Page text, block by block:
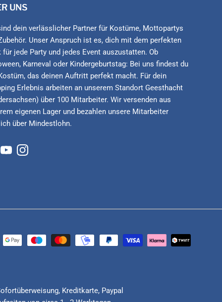
UNS
dein verlässlicher Partner für Kostüme, Mottopartys
Unser Anspruch ist es, dich mit dem perfekten
für jede Party und jedes Event auszustatten. Ob
Karneval oder Kindergeburtstag: Bei uns findest du
das deinen Auftritt perfekt macht. Für dein
Erlebnis arbeiten an unserem Standort Geesthacht
über 100 Mitarbeiter. Wir versenden aus
eigenen Lager und bezahlen unsere Mitarbeiter
über Mindestlohn.
YouTubeInstagram
Kreditkarte, Paypal